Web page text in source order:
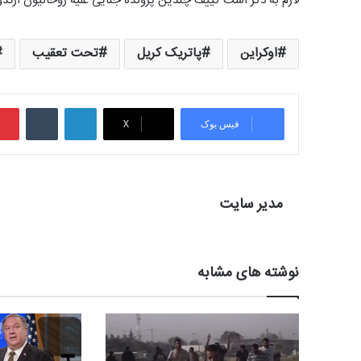
اوکراین پاتریک کریل تحت تعقیب
فیس بوک X
لینکدین ‫تامبلر
مدیر سایت
نوشته های مشابه